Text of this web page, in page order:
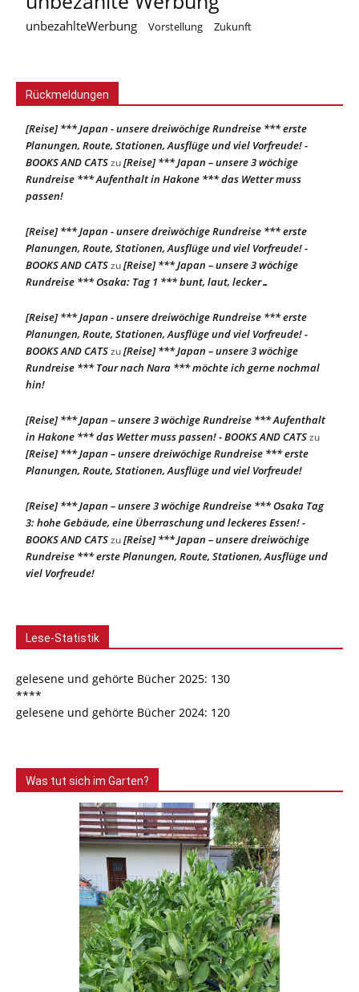
unbezahlteWerbung Vorstellung Zukunft
Rückmeldungen
[Reise] *** Japan - unsere dreiwöchige Rundreise *** erste
Planungen, Route, Stationen, Ausflüge und viel Vorfreude! -
BOOKS AND CATSzu[Reise] *** Japan – unsere 3 wöchige
Rundreise *** Aufenthalt in Hakone *** das Wetter muss
passen!
[Reise] *** Japan - unsere dreiwöchige Rundreise *** erste
Planungen, Route, Stationen, Ausflüge und viel Vorfreude! -
BOOKS AND CATSzu[Reise] *** Japan – unsere 3 wöchige
Rundreise *** Osaka: Tag 1 *** bunt, laut, lecker…
[Reise] *** Japan - unsere dreiwöchige Rundreise *** erste
Planungen, Route, Stationen, Ausflüge und viel Vorfreude! -
BOOKS AND CATSzu[Reise] *** Japan – unsere 3 wöchige
Rundreise *** Tour nach Nara *** möchte ich gerne nochmal
hin!
[Reise] *** Japan – unsere 3 wöchige Rundreise *** Aufenthalt
in Hakone *** das Wetter muss passen! - BOOKS AND CATSzu
[Reise] *** Japan – unsere dreiwöchige Rundreise *** erste
Planungen, Route, Stationen, Ausflüge und viel Vorfreude!
[Reise] *** Japan – unsere 3 wöchige Rundreise *** Osaka Tag
3: hohe Gebäude, eine Überraschung und leckeres Essen! -
BOOKS AND CATSzu[Reise] *** Japan – unsere dreiwöchige
Rundreise *** erste Planungen, Route, Stationen, Ausflüge und
viel Vorfreude!
Lese-Statistik
gelesene und gehörte Bücher 2025: 130
****
gelesene und gehörte Bücher 2024: 120
Was tut sich im Garten?